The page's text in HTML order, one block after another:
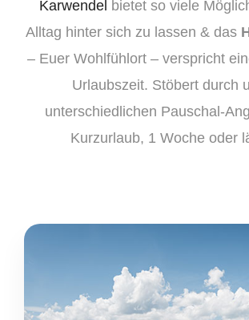
Karwendel bietet so viele
Alltag hinter sich zu lassen & das
– Euer Wohlfühlort – verspricht
Urlaubszeit. Stöbert durch
unterschiedlichen Pauschal-
Kurzurlaub, 1 Woche oder